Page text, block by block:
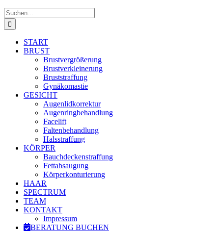
Suche
nach:
START
BRUST
Brustvergrößerung
Brustverkleinerung
Bruststraffung
Gynäkomastie
GESICHT
Augenlidkorrektur
Augenringbehandlung
Facelift
Faltenbehandlung
Halsstraffung
KÖRPER
Bauchdeckenstraffung
Fettabsaugung
Körperkonturierung
HAAR
SPECTRUM
TEAM
KONTAKT
Impressum
BERATUNG BUCHEN